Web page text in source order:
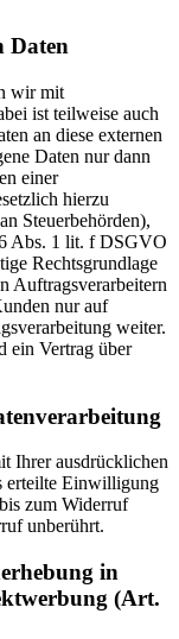
Daten
wir mit
ist teilweise auch
an diese externen
Daten nur dann
einer
hierzu
Steuerbehörden),
Abs. 1 lit. f DSGVO
Rechtsgrundlage
Auftragsverarbeitern
nur auf
weiter.
ein Vertrag über
Ihrer ausdrücklichen
erteilte Einwilligung
zum Widerruf
unberührt.
in
(Art.